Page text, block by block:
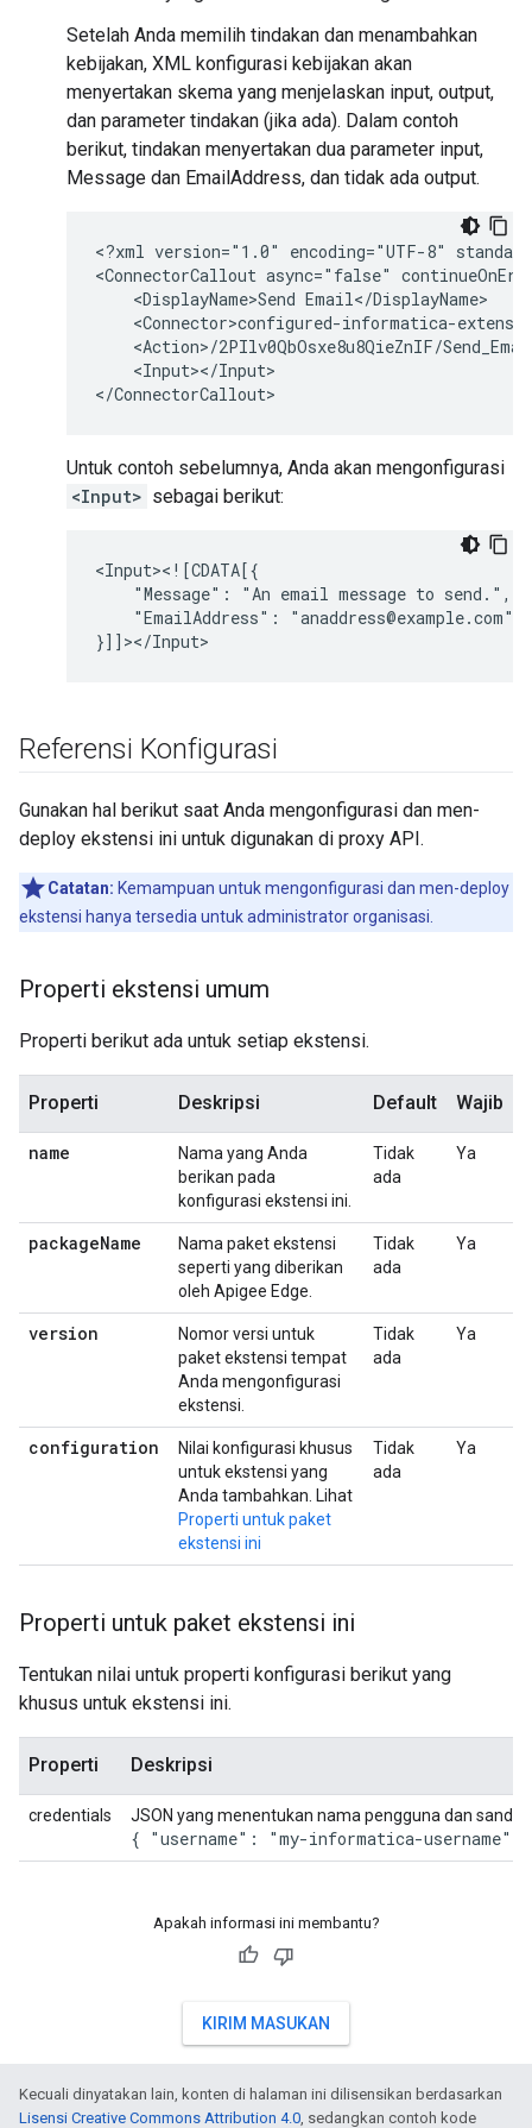
Setelah Anda memilih tindakan dan menambahkan
kebijakan, XML konfigurasi kebijakan akan
menyertakan skema yang menjelaskan input, output,
dan parameter tindakan (jika ada). Dalam contoh
berikut, tindakan menyertakan dua parameter input,
Message dan EmailAddress, dan tidak ada output.
<?xml version="1.0" encoding="UTF-8"
<ConnectorCallout async="false"
<DisplayName>Send
<Input></Input>
Untuk contoh sebelumnya, Anda akan mengonfigurasi
<Input> sebagai berikut:
"Message":
"An email message to
"EmailAddress":
"anaddress@example.com"
Referensi Konfigurasi
Gunakan hal berikut saat Anda mengonfigurasi dan men-
deploy ekstensi ini untuk digunakan di proxy API.
Catatan: Kemampuan untuk mengonfigurasi dan men-deploy
ekstensi hanya tersedia untuk administrator organisasi.
Properti ekstensi umum
Properti berikut ada untuk setiap ekstensi.
Properti Deskripsi Default Wajib
name
Nama yang Anda
berikan pada
konfigurasi ekstensi ini.
Tidak
ada
Ya
packageName
Nama paket ekstensi
seperti yang diberikan
oleh Apigee Edge.
Tidak
ada
Ya
version
Nomor versi untuk
paket ekstensi tempat
Anda mengonfigurasi
ekstensi.
Tidak
ada
Ya
configuration
Nilai konfigurasi khusus
untuk ekstensi yang
Anda tambahkan. Lihat
Properti untuk paket
ekstensi ini
Tidak
ada
Ya
Properti untuk paket ekstensi ini
Tentukan nilai untuk properti konfigurasi berikut yang
khusus untuk ekstensi ini.
Properti Deskripsi
credentials JSON yang menentukan nama pengguna dan sandi
{ "username": "my-informatica-
Apakah informasi ini membantu?
KIRIM MASUKAN
Kecuali dinyatakan lain, konten di halaman ini dilisensikan berdasarkan
Lisensi Creative Commons Attribution 4.0, sedangkan contoh kode